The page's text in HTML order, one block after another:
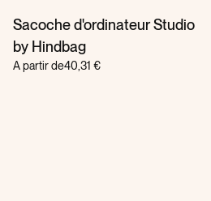
Sacoche d'ordinateur Studio
by Hindbag
A partir de40,31 €